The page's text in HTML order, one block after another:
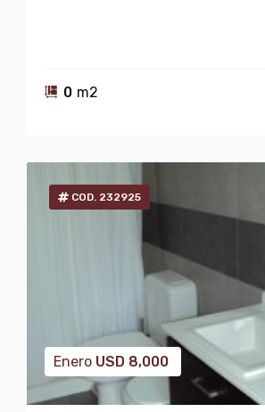
0 m2
COD. 232925
Enero USD 8,000